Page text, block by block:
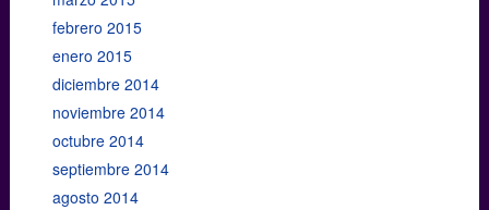
febrero 2015
enero 2015
diciembre 2014
noviembre 2014
octubre 2014
septiembre 2014
agosto 2014